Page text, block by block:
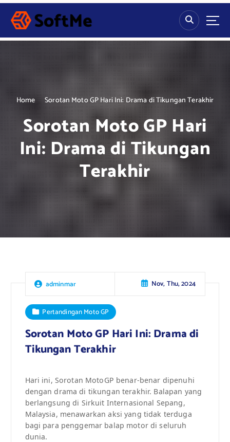
S
p
Home Sorotan Moto GP Hari Ini: Drama di Tikungan Terakhir
Sorotan Moto GP Hari
Ini: Drama di Tikungan
Terakhir
adminmar Nov, Thu, 2024
Pertandingan Moto GP
Sorotan Moto GP Hari Ini: Drama di
Tikungan Terakhir
Hari ini, Sorotan MotoGP benar-benar dipenuhi
dengan drama di tikungan terakhir. Balapan yang
berlangsung di Sirkuit Internasional Sepang,
Malaysia, menawarkan aksi yang tidak terduga
bagi para penggemar balap motor di seluruh
dunia.